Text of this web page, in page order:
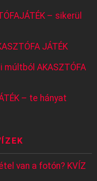
– sikerül
JÁTÉK
AKASZTÓFA
– te hányat
van a fotón? KVÍZ